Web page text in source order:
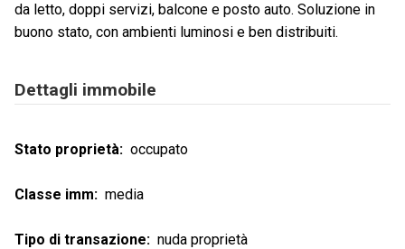
da letto, doppi servizi, balcone e posto auto. Soluzione in
buono stato, con ambienti luminosi e ben distribuiti.
Dettagli immobile
Stato proprietà occupato
Classe imm media
Tipo di transazione nuda proprietà